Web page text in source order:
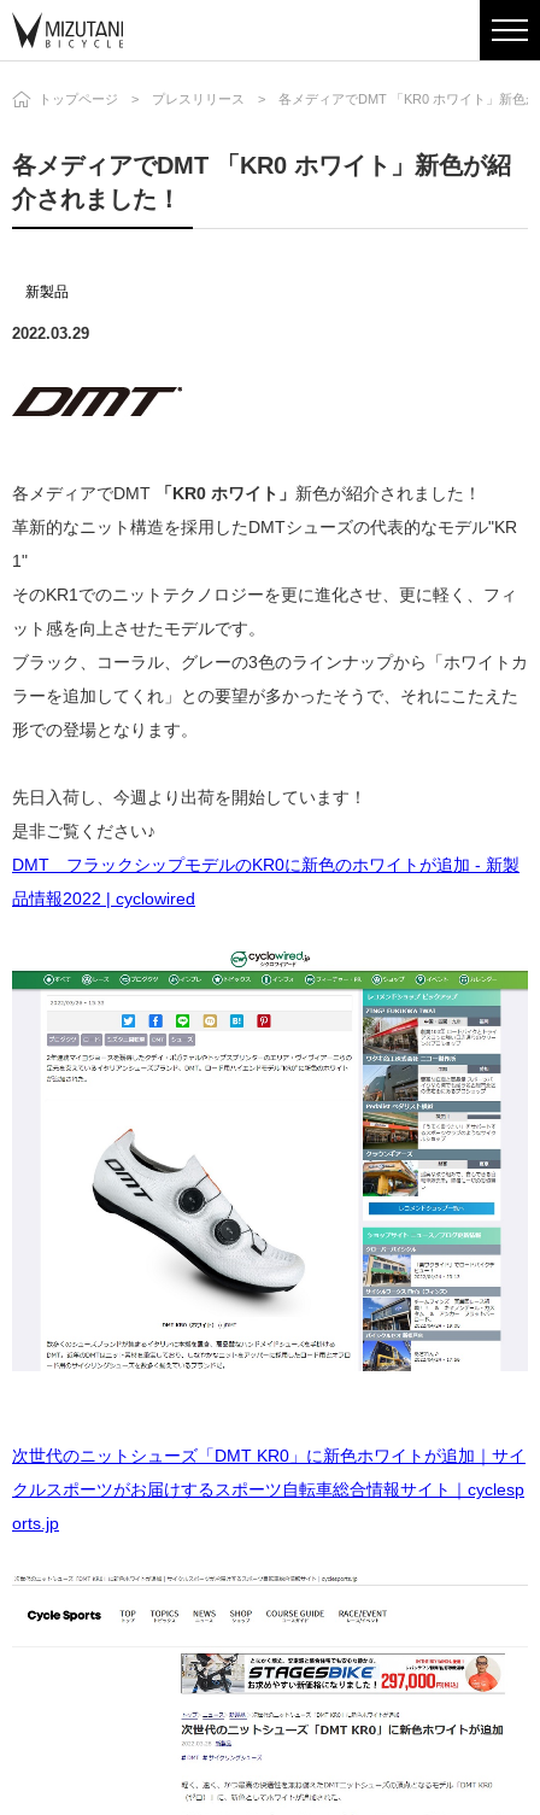
トップページ プレスリリース 各メディアでDMT 「KR0 ホワイト」新色
各メディアでDMT 「KR0 ホワイト」新色が紹
介されました！
新製品
2022.03.29
各メディアでDMT 「KR0 ホワイト」 新色が紹介されました！
革新的なニット構造を採用したDMTシューズの代表的なモデル"KR
1"
そのKR1でのニットテクノロジーを更に進化させ、更に軽く、フィ
ット感を向上させたモデルです。
ブラック、コーラル、グレーの3色のラインナップから「ホワイトカ
ラーを追加してくれ」との要望が多かったそうで、それにこたえた
形での登場となります。
先日入荷し、今週より出荷を開始しています！
是非ご覧ください♪
DMT フラックシップモデルのKR0に新色のホワイトが追加 - 新製
品情報2022 | cyclowired
次世代のニットシューズ「DMT KR0」に新色ホワイトが追加｜サイ
クルスポーツがお届けするスポーツ自転車総合情報サイト｜cyclesp
orts.jp